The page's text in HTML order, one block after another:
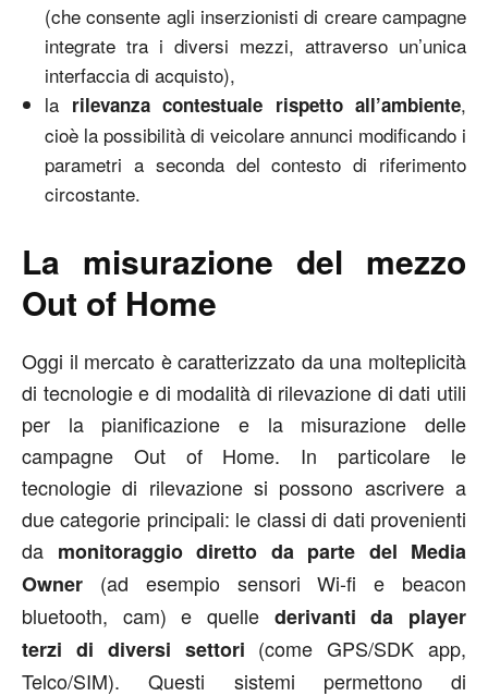
(che consente agli inserzionisti di creare campagne
integrate tra i diversi mezzi, attraverso un’unica
interfaccia di acquisto),
la rilevanza contestuale rispetto all’ambiente,
cioè la possibilità di veicolare annunci modificando i
parametri a seconda del contesto di riferimento
circostante.
La misurazione del mezzo
Out of Home
Oggi il mercato è caratterizzato da una molteplicità
di tecnologie e di modalità di rilevazione di dati utili
per la pianificazione e la misurazione delle
campagne Out of Home. In particolare le
tecnologie di rilevazione si possono ascrivere a
due categorie principali: le classi di dati provenienti
da monitoraggio diretto da parte del Media
Owner (ad esempio sensori Wi-fi e beacon
bluetooth, cam) e quelle derivanti da player
terzi di diversi settori (come GPS/SDK app,
Telco/SIM). Questi sistemi permettono di